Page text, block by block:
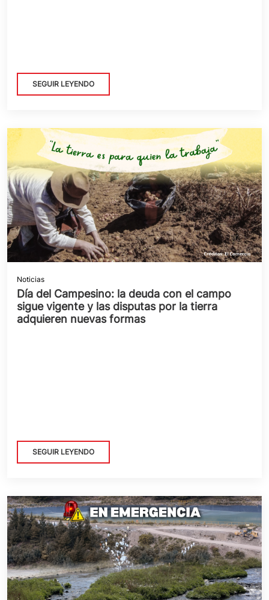
SEGUIR LEYENDO
Noticias
Día del Campesino: la deuda con el campo
sigue vigente y las disputas por la tierra
adquieren nuevas formas
SEGUIR LEYENDO